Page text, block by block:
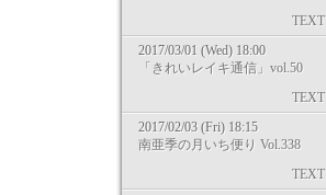
TEXT
2017/03/01 (Wed) 18:00
「きれいレイキ通信」vol.50
TEXT
2017/02/03 (Fri) 18:15
南亜季の月いち便り Vol.338
TEXT